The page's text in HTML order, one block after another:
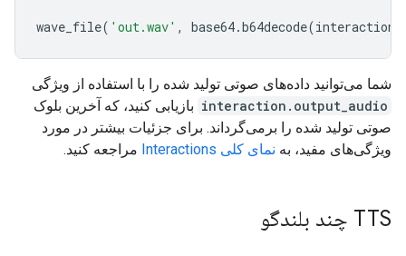
wave_file( 'out.wav' , base64.b64decode(interaction
شما می‌توانید داده‌های صوتی تولید شده را با استفاده از ویژگی
interaction.output_audio بازیابی کنید، که آخرین بلوک
صوتی تولید شده را برمی‌گرداند. برای جزئیات بیشتر در مورد
ویژگی‌های مفید، به نمای کلی Interactions مراجعه کنید.
TTS چند بلندگو